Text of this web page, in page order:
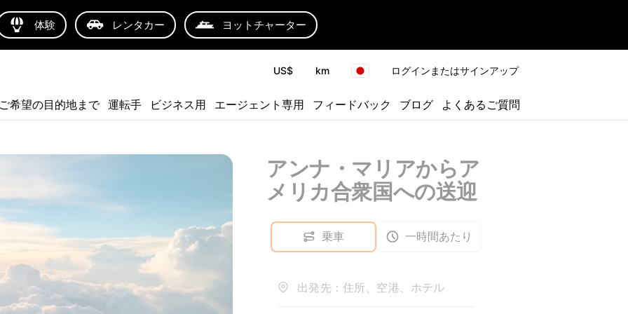
体験 レンタカー ヨットチャーター
US$ km ログインまたはサインアップ
希望の目的地まで 運転手 ビジネス用 エージェント専用 フィードバック ブログ よくあるご質問
アンナ・マリアからア
メリカ合衆国への送迎
乗車 一時間あたり
出発先：住所、空港、ホテル